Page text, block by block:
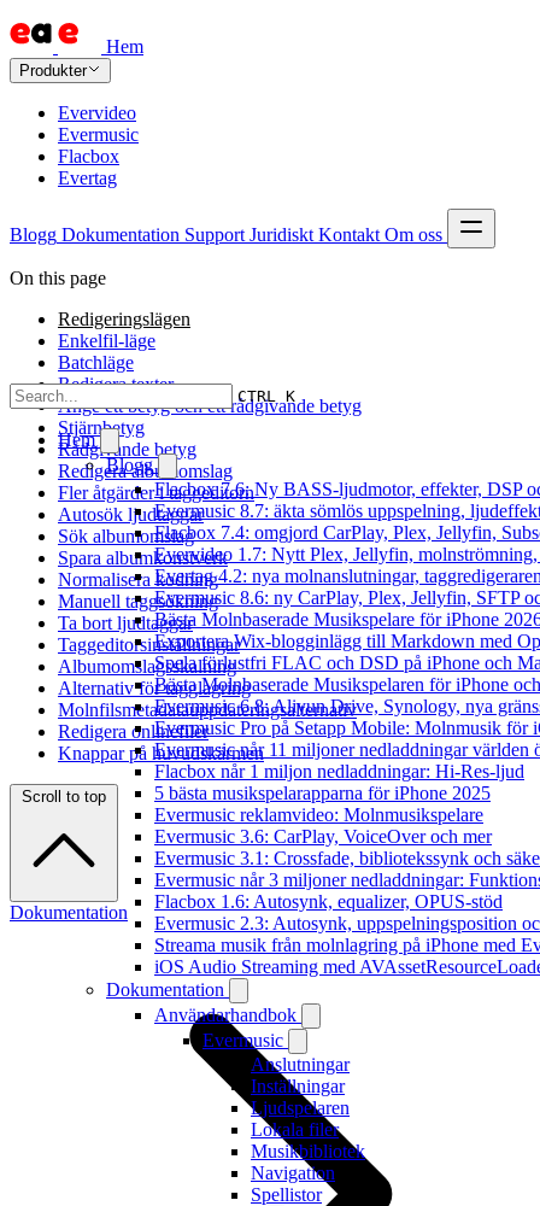
Hem
Produkter
Evervideo
Evermusic
Flacbox
Evertag
Blogg Dokumentation Support Juridiskt Kontakt Om oss
CTRL K
Hem
Blogg
Flacbox 7.6: Ny BASS-ljudmotor, effekter, DSP
Evermusic 8.7: äkta sömlös uppspelning,
Flacbox 7.4: omgjord CarPlay, Plex, Jellyfin,
Evervideo 1.7: Nytt Plex, Jellyfin, molnströmning,
Evertag 4.2: nya molnanslutningar,
Evermusic 8.6: ny CarPlay, Plex, Jellyfin, SFTP
Bästa Molnbaserade Musikspelare för iPhone
Exportera Wix-blogginlägg till Markdown med
Spela förlustfri FLAC och DSD på iPhone och
Bästa Molnbaserade Musikspelaren för iPhone
Evermusic 6.8: Aliyun Drive, Synology, nya
Evermusic Pro på Setapp Mobile: Molnmusik för
Evermusic når 11 miljoner nedladdningar världen
Flacbox når 1 miljon nedladdningar: Hi-Res-ljud
5 bästa musikspelarapparna för iPhone 2025
Evermusic reklamvideo: Molnmusikspelare
Evermusic 3.6: CarPlay, VoiceOver och mer
Evermusic 3.1: Crossfade, bibliotekssynk och
Evermusic når 3 miljoner nedladdningar:
Flacbox 1.6: Autosynk, equalizer, OPUS-stöd
Evermusic 2.3: Autosynk, uppspelningsposition
Streama musik från molnlagring på iPhone med
iOS Audio Streaming med
Dokumentation
Användarhandbok
Evermusic
Anslutningar
Inställningar
Ljudspelaren
Lokala filer
Musikbibliotek
Navigation
Spellistor
On this page
Redigeringslägen
Enkelfil-läge
Batchläge
Redigera texter
Ange ett betyg och ett rådgivande betyg
Stjärnbetyg
Rådgivande betyg
Redigera albumomslag
Fler åtgärder i taggeditorn
Autosök ljudtaggar
Sök albumomslag
Spara albumkonstverk
Normalisera kodning
Manuell taggsökning
Ta bort ljudtaggar
Taggeditorsinställningar
Albumomslagsskalning
Alternativ för tagglagring
Molnfilsmetadatauppdateringsalternativ
Redigera onlinefiler
Knappar på huvudskärmen
Scroll to top
Dokumentation